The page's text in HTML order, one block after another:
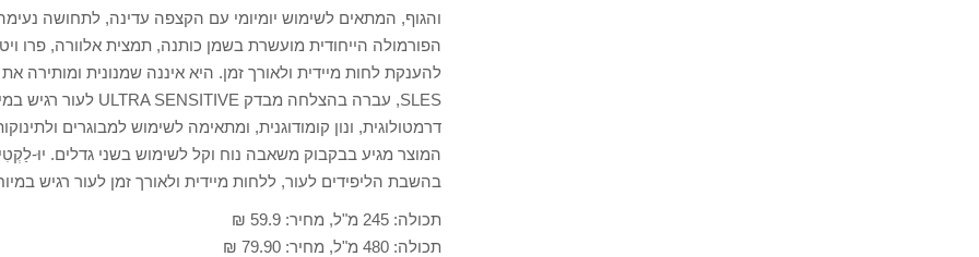
והגוף, המתאים לשימוש יומיומי עם הקצפה עדינה, לתחושה
דרמטולוגית, ונון קומודוגנית, ומתאימה לשימוש למבוגרים
המוצר מגיע בבקבוק משאבה נוח וקל לשימוש בשני גדלים. יוּ-לַקְטִין
בהשבת הליפידים לעור, ללחות מיידית ולאורך זמן לעור רגיש
תכולה: 245 מ"ל, מחיר: 59.9 ₪
תכולה: 480 מ"ל, מחיר: 79.90 ₪